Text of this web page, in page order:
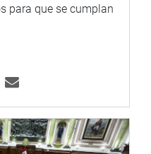
radiocongreso
para que se cumplan